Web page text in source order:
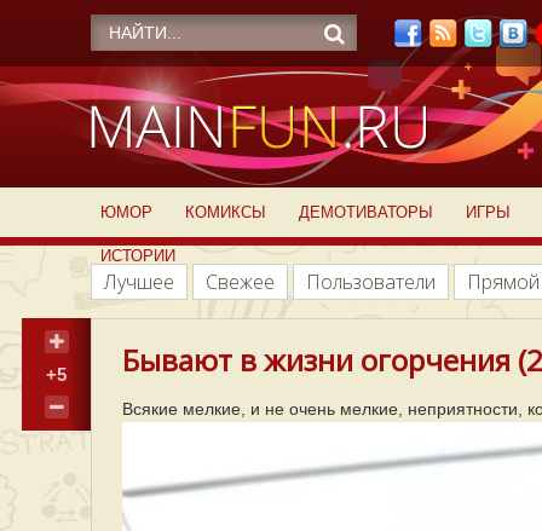
ЮМОР КОМИКСЫ ДЕМОТИВАТОРЫ ИГРЫ
ИСТОРИИ
Лучшее Свежее Пользователи
+5 Бывают в жизни огорчения
Всякие мелкие, и не очень мелкие, неприятности,